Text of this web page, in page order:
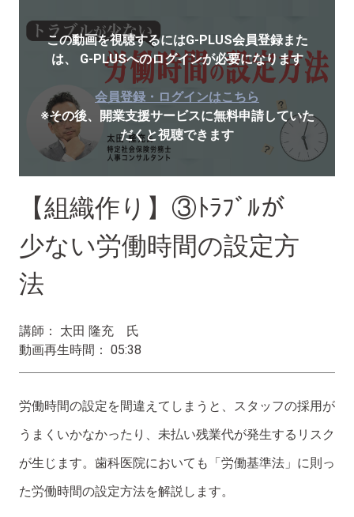
この動画を視聴するにはG-PLUS会員登録また
は、
G-PLUSへのログインが必要になります
会員登録・ログインはこちら
※その後、開業支援サービスに無料申請していた
だくと視聴できます
【組織作り】③ﾄﾗﾌﾞﾙが
少ない労働時間の設定方
法
講師： 太田 隆充 氏
動画再生時間： 05:38
労働時間の設定を間違えてしまうと、スタッフの採用が
うまくいかなかったり、未払い残業代が発生するリスク
が生じます。歯科医院においても「労働基準法」に則っ
た労働時間の設定方法を解説します。